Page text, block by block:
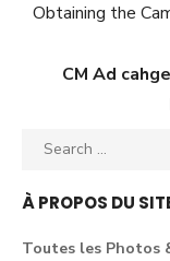
Obtaining the
CM Ad
Search
À PROPOS DU
Toutes les Photos